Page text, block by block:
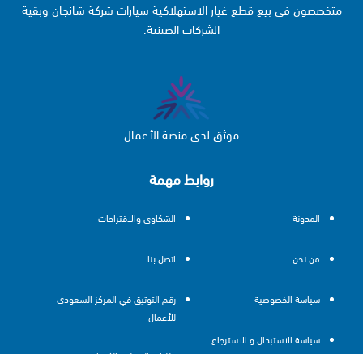
روابط مهمة
المدونة
من نحن
سياسة الخصوصية
سياسة الاستبدال و الاسترجاع
الشكاوى والاقتراحات
اتصل بنا
رقم التوثيق في المركز السعودي
للأعمال
متخصصون في بيع قطع غيار الاستهلاكية سيارات شركة شانجان وبقية
الشركات الصينية.
موثق لدى منصة الأعمال